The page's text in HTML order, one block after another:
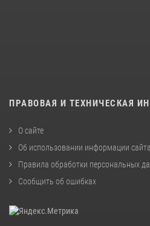
ПРАВОВАЯ И ТЕХНИЧЕСКАЯ
О сайте
Об использовании информации сайта
Правила обработки персональных
Сообщить об ошибках